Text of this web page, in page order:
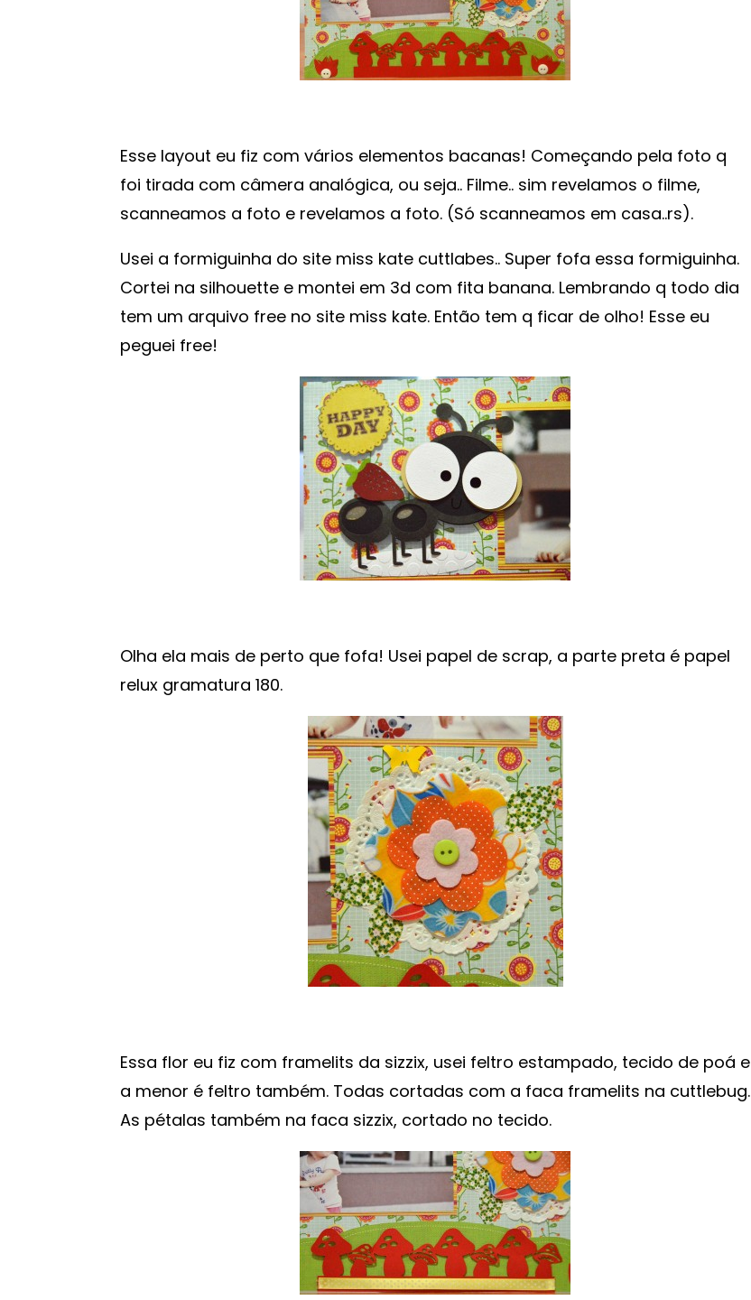
Esse layout eu fiz com vários elementos bacanas! Começando pela foto q
foi tirada com câmera analógica, ou seja.. Filme.. sim revelamos o filme,
scanneamos a foto e revelamos a foto. (Só scanneamos em casa..rs).
Usei a formiguinha do site miss kate cuttlabes.. Super fofa essa formiguinha.
Cortei na silhouette e montei em 3d com fita banana. Lembrando q todo dia
tem um arquivo free no site miss kate. Então tem q ficar de olho! Esse eu
peguei free!
Olha ela mais de perto que fofa! Usei papel de scrap, a parte preta é papel
relux gramatura 180.
Essa flor eu fiz com framelits da sizzix, usei feltro estampado, tecido de poá e
a menor é feltro também. Todas cortadas com a faca framelits na cuttlebug.
As pétalas também na faca sizzix, cortado no tecido.